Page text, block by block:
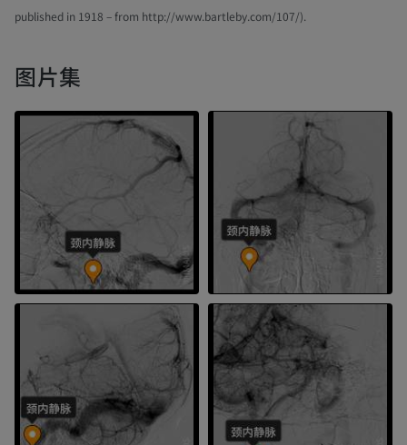
published in 1918 – from http://www.bartleby.com/107/).
图片集